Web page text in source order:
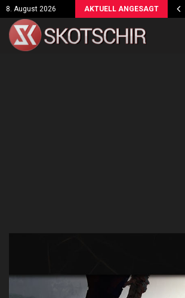
8. August 2026 AKTUELL ANGESAGT